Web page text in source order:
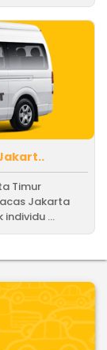
Timur
Jakarta
...